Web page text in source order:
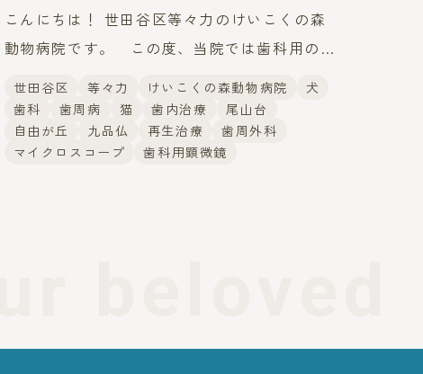
こんにちは！ 世田谷区等々力のけいこくの森
動物病院です。 この度、当院では歯科用のマ
装置により、肉眼や通常のルーペでは見えなか
った歯の
世田谷区 等々力 けいこくの森動物病院
犬
歯科
歯周病 猫 歯内治療
尾山台
自由が丘
九品仏 再生治療
歯周外科
マイクロスコープ
歯科用顕微鏡